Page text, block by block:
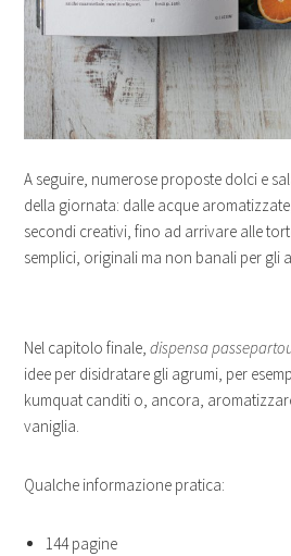
A seguire, numerose proposte dolci e
della giornata: dalle acque
secondi creativi, fino ad arrivare alle
semplici, originali ma non banali per gli
Nel capitolo finale,dispensa
idee per disidratare gli agrumi, per
kumquat canditi o, ancora,
vaniglia.
Qualche informazione pratica:
144 pagine